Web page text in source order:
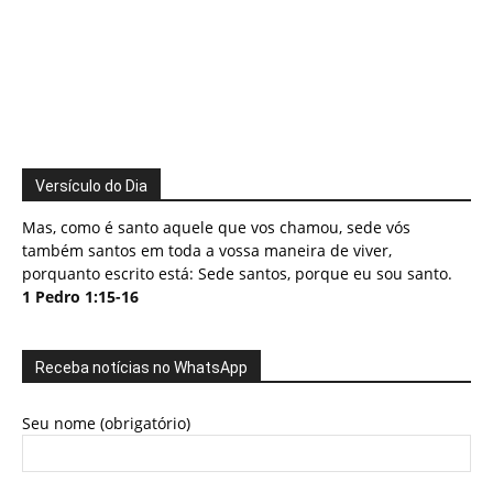
Versículo do Dia
Mas, como é santo aquele que vos chamou, sede vós
também santos em toda a vossa maneira de viver,
porquanto escrito está: Sede santos, porque eu sou santo.
1 Pedro 1:15-16
Receba notícias no WhatsApp
Seu nome (obrigatório)